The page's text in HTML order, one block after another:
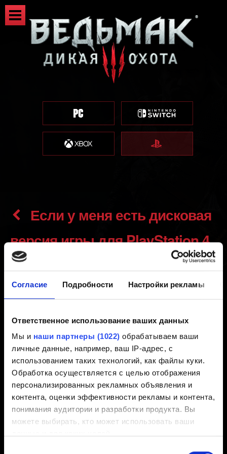
Согласие Подробности Настройки рекламы
Ответственное использование ваших данных
Мы и наши партнеры (1022) обрабатываем ваши
личные данные, например, ваш IP-адрес, с
использованием таких технологий, как файлы куки.
Обработка осуществляется с целью отображения
персонализированных рекламных объявления и
контента, оценки эффективности рекламы и контента,
понимания аудитории и разработки продукта. Вы
можете выбирать, кто может использовать ваши
Если у меня есть дисковая
версия игры для PlayStation 4,
я смогу установить
обновление для нового
поколения на PlayStation 5
Digital Edition?
Создано 3 года назад Обновлено 3 года назад
Нет. Если у вас дисковая версия игры для
PlayStation 4, вам необходимо вставить диск в
PlayStation 5, чтобы установить и запустить
обновление для нового поколения.